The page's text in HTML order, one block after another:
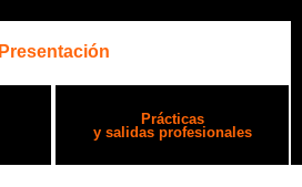
Presentación
Prácticas
y salidas profesionales